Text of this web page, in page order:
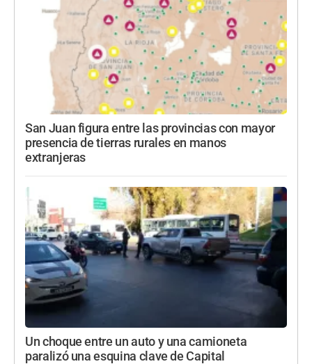
San Juan figura entre las provincias con mayor
presencia de tierras rurales en manos
extranjeras
Un choque entre un auto y una camioneta
paralizó una esquina clave de Capital